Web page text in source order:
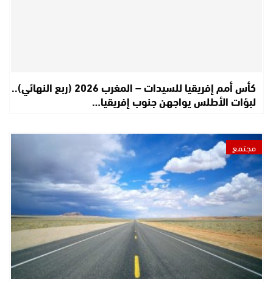
كأس أمم إفريقيا للسيدات – المغرب 2026 (ربع النهائي)..
لبؤات الأطلس يواجهن جنوب إفريقيا…
مجتمع